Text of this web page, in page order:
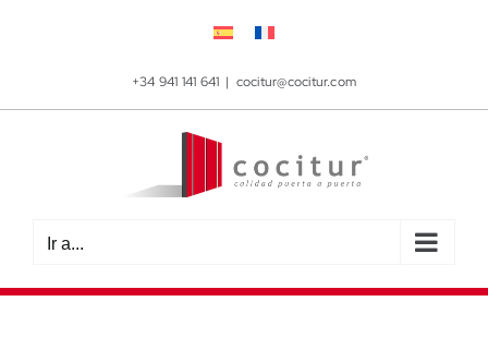
+34 941 141 641 | cocitur@cocitur.com
Ir a...